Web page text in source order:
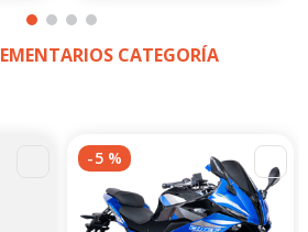
CATEGORÍA
-5 %